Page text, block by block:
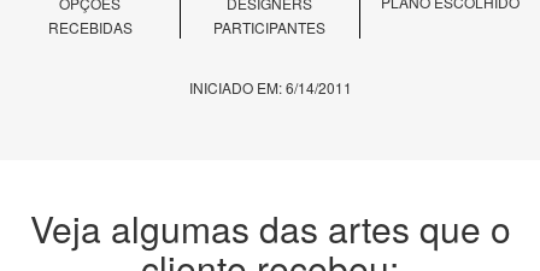
RECEBIDAS
PARTICIPANTES
INICIADO EM: 6/14/2011
Veja algumas das artes que o